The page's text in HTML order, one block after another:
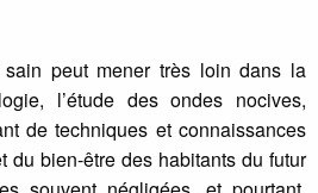
peut mener très loin dans la
l’étude des ondes nocives,
de techniques et connaissances
du bien-être des habitants du futur